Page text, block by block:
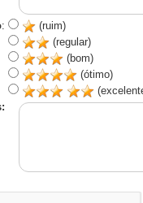
:
(ruim)
(regular)
(bom)
(ótimo)